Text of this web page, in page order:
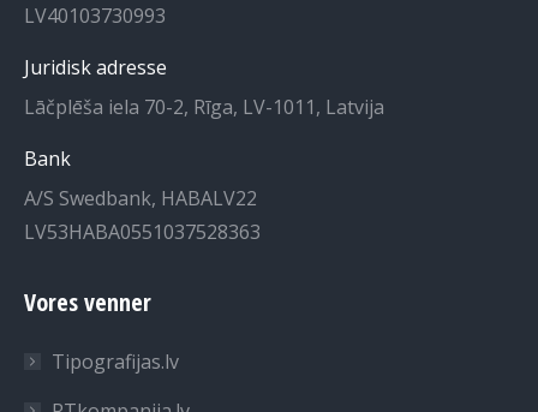
LV40103730993
Juridisk adresse
Lāčplēša iela 70-2, Rīga, LV-1011, Latvija
Bank
A/S Swedbank, HABALV22
LV53HABA0551037528363
Vores venner
Tipografijas.lv